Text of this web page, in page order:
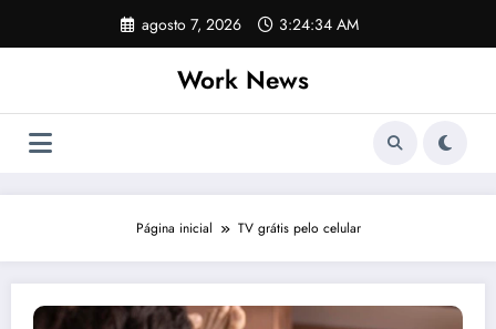
o
agosto 7, 2026 3:24:35 AM
Work News
Página inicial TV grátis pelo celular